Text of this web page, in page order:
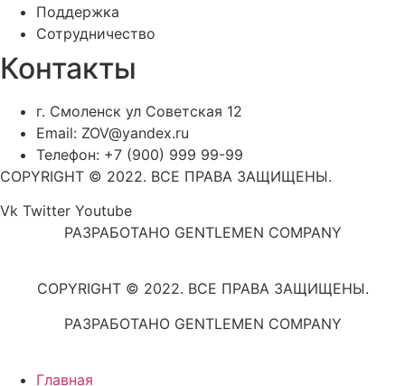
Поддержка
Сотрудничество
Контакты
г. Смоленск ул Советская 12
Email: ZOV@yandex.ru
Телефон: +7 (900) 999 99-99
COPYRIGHT © 2022. ВСЕ ПРАВА ЗАЩИЩЕНЫ.
Vk Twitter Youtube
РАЗРАБОТАНО GENTLEMEN COMPANY
COPYRIGHT © 2022. ВСЕ ПРАВА ЗАЩИЩЕНЫ.
РАЗРАБОТАНО GENTLEMEN COMPANY
Главная